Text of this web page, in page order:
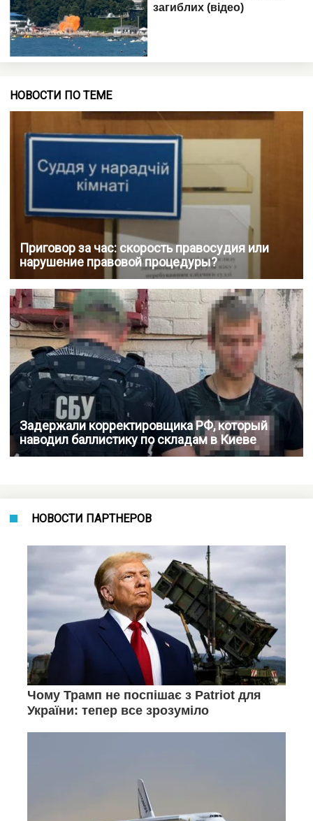
НОВОСТИ ПО ТЕМЕ
Приговор за час: скорость правосудия или
нарушение правовой процедуры?
Задержали корректировщика РФ, который
наводил баллистику по складам в Киеве
НОВОСТИ ПАРТНЕРОВ